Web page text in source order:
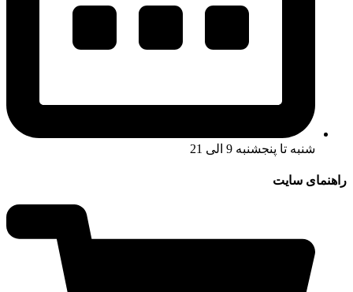
شنبه تا پنجشنبه 9 الی 21
راهنمای سایت